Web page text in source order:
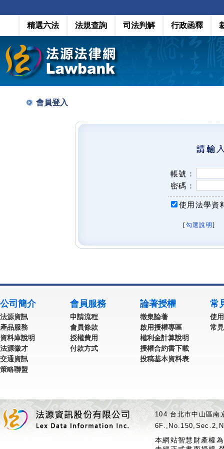
精選六法 法規查詢 司法判解 行政函釋
會員登入
帳號：
密碼：
使用法學資
[勾選說明 ]
公司簡介
法源資訊
產品服務
資料庫說明
法源徵才
交通資訊
策略聯盟
會員服務
申請流程
會員條款
授權費用
付款方式
論著授權
徵集論著
啟用授權專區
權利金計算說明
授權合約書下載
投稿基本資料表
常
使
常
104 台北市中山區
本網站智慧財產權